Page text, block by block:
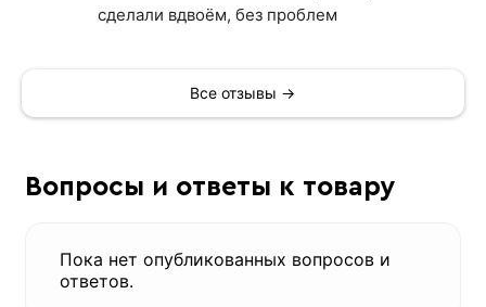
сделали вдвоём, без проблем
Все отзывы →
Вопросы и ответы к товару
Пока нет опубликованных вопросов и
ответов.